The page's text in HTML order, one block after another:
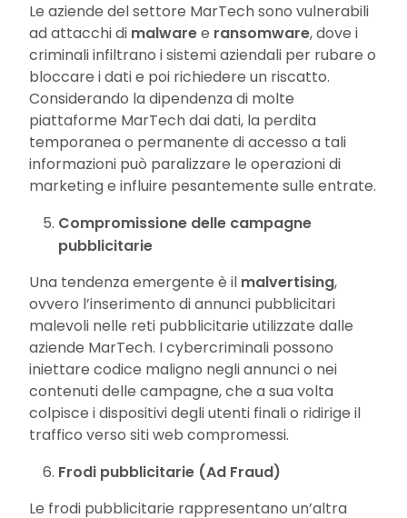
Le aziende del settore MarTech sono vulnerabili
ad attacchi di malwaree ransomware, dove i
criminali infiltrano i sistemi aziendali per rubare o
bloccare i dati e poi richiedere un riscatto.
Considerando la dipendenza di molte
piattaforme MarTech dai dati, la perdita
temporanea o permanente di accesso a tali
informazioni può paralizzare le operazioni di
marketing e influire pesantemente sulle entrate.
Compromissione delle campagne
pubblicitarie
Una tendenza emergente è il malvertising,
ovvero l’inserimento di annunci pubblicitari
malevoli nelle reti pubblicitarie utilizzate dalle
aziende MarTech. I cybercriminali possono
iniettare codice maligno negli annunci o nei
contenuti delle campagne, che a sua volta
colpisce i dispositivi degli utenti finali o ridirige il
traffico verso siti web compromessi.
Frodi pubblicitarie (Ad Fraud)
Le frodi pubblicitarie rappresentano un’altra